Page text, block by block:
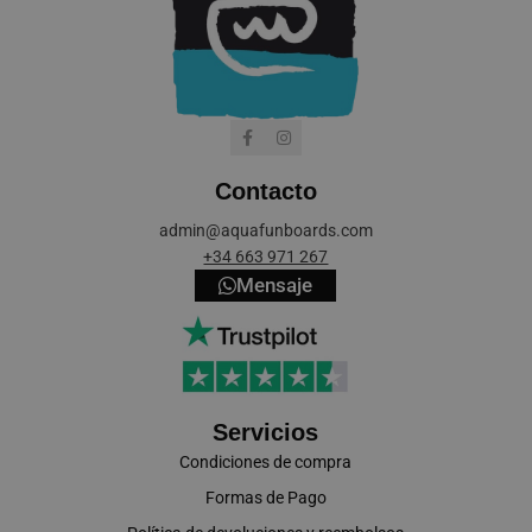
Contacto
admin@aquafunboards.com
+34 663 971 267
Mensaje
Servicios
Condiciones de compra
Formas de Pago
cookieyes-consent
VISITOR_PRIVACY_METADATA